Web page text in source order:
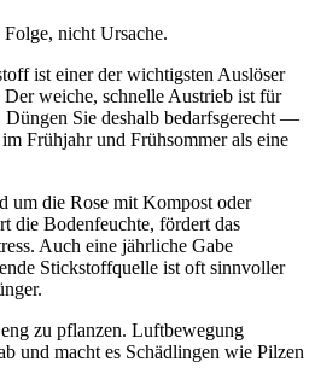
nicht Ursache.
ist einer der wichtigsten Auslöser
weiche, schnelle Austrieb ist für
Düngen Sie deshalb bedarfsgerecht —
Frühjahr und Frühsommer als eine
um die Rose mit Kompost oder
die Bodenfeuchte, fördert das
Auch eine jährliche Gabe
Stickstoffquelle ist oft sinnvoller
zu pflanzen. Luftbewegung
und macht es Schädlingen wie Pilzen